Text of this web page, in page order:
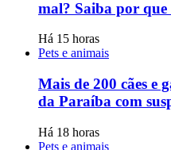
mal? Saiba por
Há 15 horas
Pets e animais
Mais de 200 cães e
da Paraíba com
Há 18 horas
Pets e animais